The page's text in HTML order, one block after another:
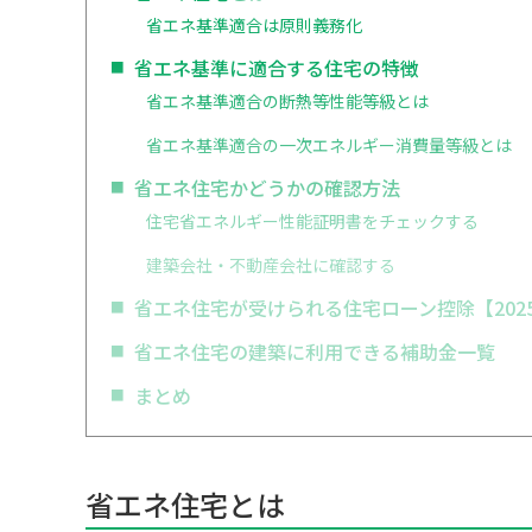
省エネ基準適合は原則義務化
省エネ基準に適合する住宅の特徴
省エネ基準適合の断熱等性能等級とは
省エネ基準適合の一次エネルギー消費量等級とは
省エネ住宅かどうかの確認方法
住宅省エネルギー性能証明書をチェックする
建築会社・不動産会社に確認する
省エネ住宅が受けられる住宅ローン控除【
省エネ住宅の建築に利用できる補助金一覧
まとめ
省エネ住宅とは